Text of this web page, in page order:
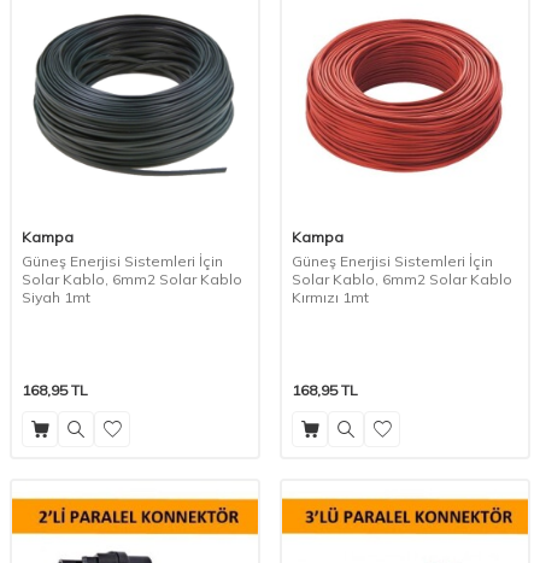
Kampa
Güneş Enerjisi Sistemleri İçin
Solar Kablo, 6mm2 Solar Kablo
Siyah 1mt
168,95TL
Kampa
Güneş Enerjisi Sistemleri İçin
Solar Kablo, 6mm2 Solar Kablo
Kırmızı 1mt
168,95TL